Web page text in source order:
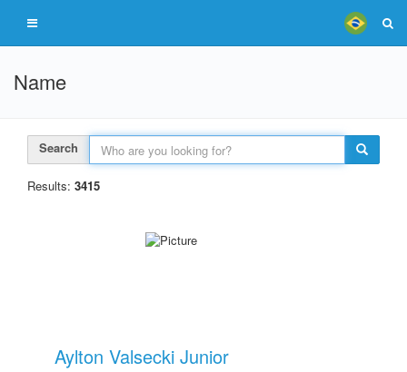
Name
Search
Results: 3415
Aylton Valsecki Junior